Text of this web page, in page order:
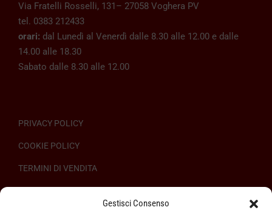
Gestisci Consenso
Via Fratelli Rosselli, 131– 27058 Voghera PV
tel. 0383 212433
orari: dal Lunedì al Venerdì dalle 8.30 alle 12.00 e dalle
14.00 alle 18.30
Sabato dalle 8.30 alle 12.00
PRIVACY POLICY
COOKIE POLICY
TERMINI DI VENDITA